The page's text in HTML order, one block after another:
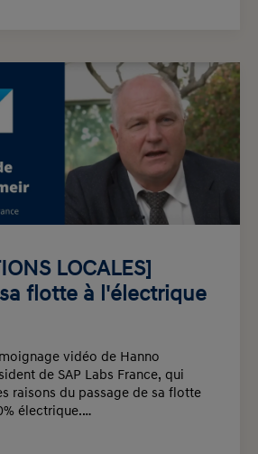
LOCALES]
flotte à l'électrique
vidéo de Hanno
de SAP Labs France, qui
raisons du passage de sa flotte
électrique.…